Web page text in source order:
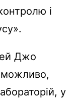
і
Джо
можливо,
у